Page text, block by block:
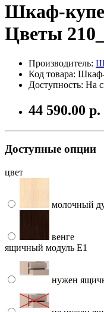
Шкаф-
Цветы
Производитель:
Код товара:
Доступность: На
44 590.00 р.
Доступные опции
цвет
молочный
венге
ящичный модуль Е1
нужен